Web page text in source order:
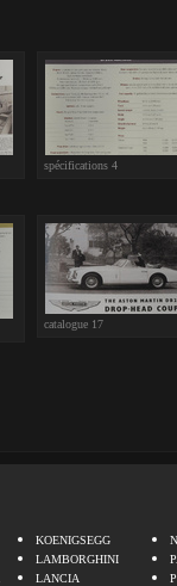
spécifications 4
catalogue 17
KOENIGSEGG
LAMBORGHINI
LANCIA